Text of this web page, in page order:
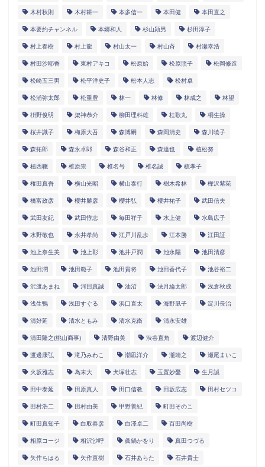
木村秋則 木村耕一 本多信一 本田健 本田直之
本要約チャンネル 本郷和人 杉山頴男 杉田淳子
村上春樹 村上龍 村山太一 村山斉 村瀬幸浩
村田沙耶香 東村アキコ 松原始 松原照子 松岡修造
松崎五三男 松平洋史子 松本人志 松村卓
松浦弥太郎 松重豊 林一 林修 林成之 林望
枡野俊明 架神恭介 柳田理科雄 桂歌丸 桐生操
桜井識子 梅原大吾 森博嗣 森岡清史 森川暁子
森拓郎 森永卓郎 森谷和正 森達也 植松努
植西聰 椎原崇 椎名号 椎名誠 槙孝子
権田真吾 横山光昭 横山泰行 樹木希林 樺沢紫苑
橋富政彦 櫻井勝彦 櫻井弘 櫻井祐子 武田信夫
武田友紀 武田惇志 毎田祥子 水上健 水島広子
水野敬也 永井孝尚 江戸川乱歩 江本勝 江田証
池上奈生美 池上彰 池井戸潤 池永陽 池田清彦
池田潤 池田範子 池田貴将 池田香代子 池谷裕二
沢渡あまね 河田真誠 油沼 法月綸太郎 浅倉秋成
浅生鴨 浅田すぐる 浜口直太 海野凪子 淀川長治
清好延 清水ともみ 清水克衛 清永安雄
清田隆之(桃山商事) 清野由美 渋谷直角 渡辺健介
渡邊康弘 滝乃みわこ 潮凪洋介 瀧靖之 瀬尾まいこ
火坂雅志 為末大 犬塚壮志 玉置妙憂 生月誠
田中泰延 田原真人 田口信教 田坂広志 田村セツコ
田村浩二 田村由美 甲野善紀 町田そのこ
町田真知子 白取春彦 白澤卓二 百田尚樹
相原コージ 相沢沙呼 眞鍋かをり 真田つづる
矢作ちはる 矢作直樹 石井あらた 石井貴士